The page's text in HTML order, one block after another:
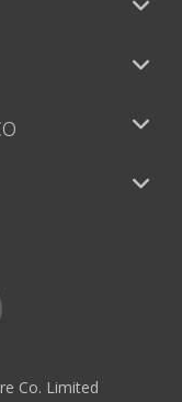
Co. Limited